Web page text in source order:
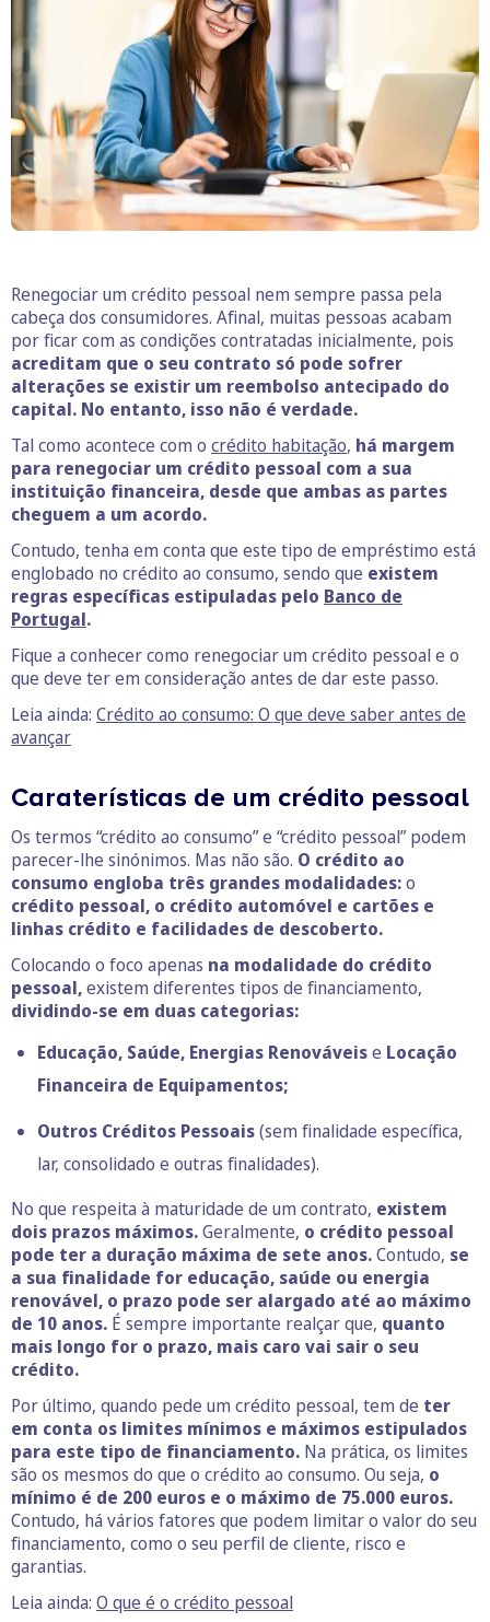
Renegociar um crédito pessoal nem sempre passa pela
cabeça dos consumidores. Afinal, muitas pessoas acabam
por ficar com as condições contratadas inicialmente, pois
acreditam que o seu contrato só pode sofrer
alterações se existir um reembolso antecipado do
capital. No entanto, isso não é verdade.
Tal como acontece com o crédito habitação, há margem
para renegociar um crédito pessoal com a sua
instituição financeira, desde que ambas as partes
cheguem a um acordo.
Contudo, tenha em conta que este tipo de empréstimo está
englobado no crédito ao consumo, sendo que existem
regras específicas estipuladas pelo Banco de
Portugal.
Fique a conhecer como renegociar um crédito pessoal e o
que deve ter em consideração antes de dar este passo.
Leia ainda: Crédito ao consumo: O que deve saber antes de
avançar
Caraterísticas de um crédito pessoal
Os termos “crédito ao consumo” e “crédito pessoal” podem
parecer-lhe sinónimos. Mas não são. O crédito ao
consumo engloba três grandes modalidades:o
crédito pessoal, o crédito automóvel e cartões e
linhas crédito e facilidades de descoberto.
Colocando o foco apenas na modalidade do crédito
pessoal,existem diferentes tipos de financiamento,
dividindo-se em duas categorias:
Educação, Saúde, Energias Renováveise Locação
Financeira de Equipamentos;
Outros Créditos Pessoais(sem finalidade específica,
lar, consolidado e outras finalidades).
No que respeita à maturidade de um contrato, existem
dois prazos máximos.Geralmente, o crédito pessoal
pode ter a duração máxima de sete anos.Contudo, se
a sua finalidade for educação, saúde ou energia
renovável, o prazo pode ser alargado até ao máximo
de 10 anos. É sempre importante realçar que, quanto
mais longo for o prazo, mais caro vai sair o seu
crédito.
Por último, quando pede um crédito pessoal, tem de ter
em conta os limites mínimos e máximos estipulados
para este tipo de financiamento. Na prática, os limites
são os mesmos do que o crédito ao consumo. Ou seja, o
mínimo é de 200 euros e o máximo de 75.000 euros.
Contudo, há vários fatores que podem limitar o valor do seu
financiamento, como o seu perfil de cliente, risco e
garantias.
Leia ainda: O que é o crédito pessoal